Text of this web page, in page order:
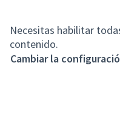
Necesitas habilitar
contenido.
Cambiar la